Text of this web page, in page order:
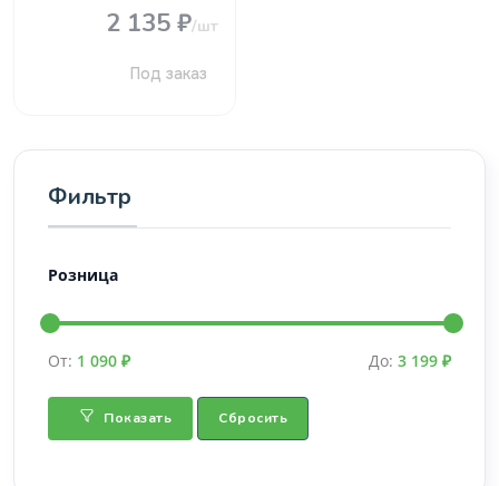
Фильтр
Розница
От: 1 090 ₽ До: 3 199 ₽
Показать Сбросить
2 135 ₽/шт
Под заказ